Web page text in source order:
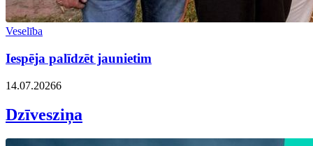
Veselība
Iespēja palīdzēt jaunietim
14.07.20266
Dzīvesziņa